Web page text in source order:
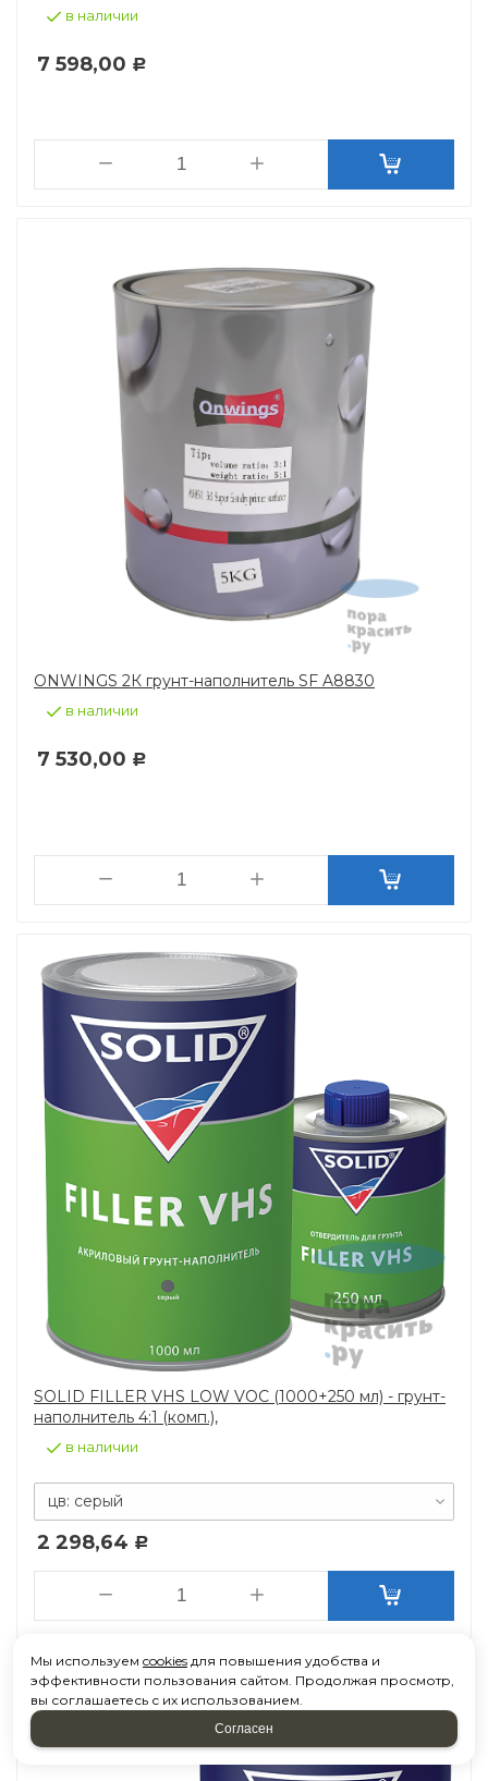
в наличии
7 598,00 Р
ONWINGS 2К грунт-наполнитель SF A8830
в наличии
7 530,00 Р
SOLID FILLER VHS LOW VOC (1000+250 мл) - грунт-
наполнитель 4:1 (комп.),
в наличии
цв: серый
2 298,64 Р
Мы используем cookies для повышения удобства и
эффективности пользования сайтом. Продолжая просмотр,
вы соглашаетесь с их использованием.
Согласен